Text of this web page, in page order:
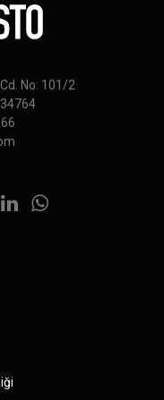
No: 101/2
LinkedInWhatsApp